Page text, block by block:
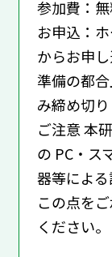
参加費：
お申込：
からお申し
準備の都
み締め切り
ご注意 本
の PC・ス
器等による
この点を
ください。